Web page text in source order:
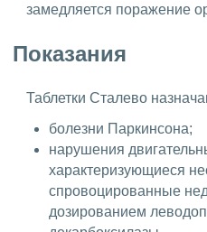
замедляется поражение
Показания
Таблетки Сталево
болезни Паркинсона;
нарушения
характеризующиеся
спровоцированные
дозированием